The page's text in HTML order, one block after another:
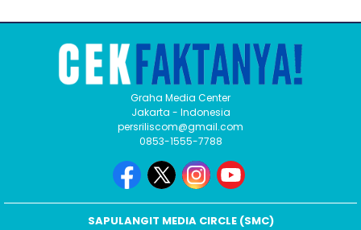
Graha Media Center
Jakarta - Indonesia
persriliscom@gmail.com
0853-1555-7788
SAPULANGIT MEDIA CIRCLE (SMC)